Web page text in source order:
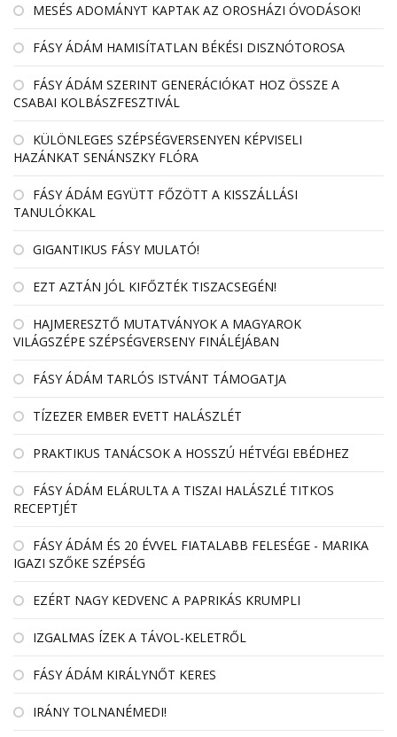
MESÉS ADOMÁNYT KAPTAK AZ OROSHÁZI ÓVODÁSOK!
FÁSY ÁDÁM HAMISÍTATLAN BÉKÉSI DISZNÓTOROSA
FÁSY ÁDÁM SZERINT GENERÁCIÓKAT HOZ ÖSSZE A
CSABAI KOLBÁSZFESZTIVÁL
KÜLÖNLEGES SZÉPSÉGVERSENYEN KÉPVISELI
HAZÁNKAT SENÁNSZKY FLÓRA
FÁSY ÁDÁM EGYÜTT FŐZÖTT A KISSZÁLLÁSI
TANULÓKKAL
GIGANTIKUS FÁSY MULATÓ!
EZT AZTÁN JÓL KIFŐZTÉK TISZACSEGÉN!
HAJMERESZTŐ MUTATVÁNYOK A MAGYAROK
VILÁGSZÉPE SZÉPSÉGVERSENY FINÁLÉJÁBAN
FÁSY ÁDÁM TARLÓS ISTVÁNT TÁMOGATJA
TÍZEZER EMBER EVETT HALÁSZLÉT
PRAKTIKUS TANÁCSOK A HOSSZÚ HÉTVÉGI EBÉDHEZ
FÁSY ÁDÁM ELÁRULTA A TISZAI HALÁSZLÉ TITKOS
RECEPTJÉT
FÁSY ÁDÁM ÉS 20 ÉVVEL FIATALABB FELESÉGE - MARIKA
IGAZI SZŐKE SZÉPSÉG
EZÉRT NAGY KEDVENC A PAPRIKÁS KRUMPLI
IZGALMAS ÍZEK A TÁVOL-KELETRŐL
FÁSY ÁDÁM KIRÁLYNŐT KERES
IRÁNY TOLNANÉMEDI!